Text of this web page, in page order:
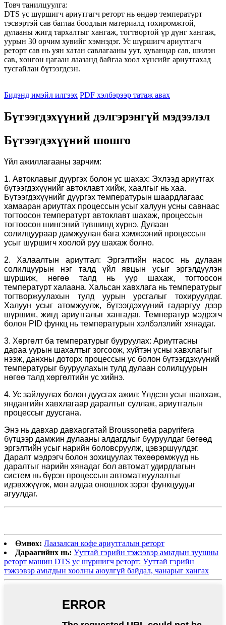
Товч танилцуулга:
DTS ус шүршигч ариутгагч реторт нь өндөр температурт
тэсвэртэй сав баглаа боодлын материалд тохиромжтой,
дулааны жигд тархалтыг хангаж, тогтвортой үр дүнг хангаж,
уурын 30 орчим хувийг хэмнэдэг. Ус шүршигч ариутгагч
реторт сав нь уян хатан савлагааны уут, хуванцар сав, шилэн
сав, хөнгөн цагаан лаазанд байгаа хоол хүнсийг ариутгахад
тусгайлан бүтээгдсэн.
Бидэнд имэйл илгээх PDF хэлбэрээр татаж авах
Бүтээгдэхүүний дэлгэрэнгүй мэдээлэл
Бүтээгдэхүүний шошго
Үйл ажиллагааны зарчим:
1. Автоклавыг дүүргэх болон ус шахах: Эхлээд ариутгах
бүтээгдэхүүнийг автоклавт хийж, хаалгыг нь хаа.
Бүтээгдэхүүнийг дүүргэх температурын шаардлагаас
хамааран ариутгах процессын усыг халуун усны савнаас
тогтоосон температурт автоклавт шахаж, процессын
тогтоосон шингэний түвшинд хүрнэ. Дулаан
солилцуураар дамжуулан бага хэмжээний процессын
усыг шүршигч хоолой руу шахаж болно.
2. Халаалтын ариутгал: Эргэлтийн насос нь дулаан
солилцуурын нэг талд үйл явцын усыг эргэлдүүлэн
шүршиж, нөгөө талд нь уур шахаж, тогтоосон
температурт халаана. Хальсан хавхлага нь температурыг
тогтворжуулахын тулд уурын урсгалыг тохируулдаг.
Халуун усыг атомжуулж, бүтээгдэхүүний гадаргуу дээр
шүршиж, жигд ариутгалыг хангадаг. Температур мэдрэгч
болон PID функц нь температурын хэлбэлзлийг хянадаг.
3. Хөргөлт ба температурыг бууруулах: Ариутгасны
дараа уурын шахалтыг зогсоож, хүйтэн усны хавхлагыг
нээж, данхны доторх процессын ус болон бүтээгдэхүүний
температурыг бууруулахын тулд дулаан солилцуурын
нөгөө талд хөргөлтийн ус хийнэ.
4. Ус зайлуулах болон дуусгах ажил: Үлдсэн усыг шавхаж,
яндангийн хавхлагаар даралтыг суллаж, ариутгалын
процессыг дуусгана.
Энэ нь давхар давхаргатай Broussonetia papyrifera
бүтцээр дамжин дулааны алдагдлыг бууруулдаг бөгөөд
эргэлтийн усыг нарийн боловсруулж, цэвэршүүлдэг.
Даралт мэдрэгч болон зохицуулах төхөөрөмжүүд нь
даралтыг нарийн хянадаг бол автомат удирдлагын
систем нь бүрэн процессын автоматжуулалтыг
идэвхжүүлж, мөн алдаа оношлох зэрэг функцуудыг
агуулдаг.
Өмнөх: Лаазалсан кофе ариутгалын реторт
Дараагийнх нь: Ууттай гэрийн тэжээвэр амьтдын зуушны
реторт машин DTS ус шүршигч реторт: Ууттай гэрийн
тэжээвэр амьтдын хоолны аюулгүй байдал, чанарыг хангах